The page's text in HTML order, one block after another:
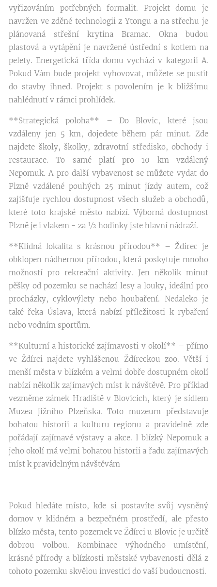
vyřizováním potřebných formalit. Projekt domu je
navržen ve zděné technologii z Ytongu a na střechu je
plánovaná střešní krytina Bramac. Okna budou
plastová a vytápění je navržené ústřední s kotlem na
pelety. Energetická třída domu vychází v kategorii A.
Pokud Vám bude projekt vyhovovat, můžete se pustit
do stavby ihned. Projekt s povolením je k bližšímu
nahlédnutí v rámci prohlídek.
**Strategická poloha** – Do Blovic, které jsou
vzdáleny jen 5 km, dojedete během pár minut. Zde
najdete školy, školky, zdravotní středisko, obchody i
restaurace. To samé platí pro 10 km vzdálený
Nepomuk. A pro další vybavenost se můžete vydat do
Plzně vzdálené pouhých 25 minut jízdy autem, což
zajišťuje rychlou dostupnost všech služeb a obchodů,
které toto krajské město nabízí. Výborná dostupnost
Plzně je i vlakem - za ½ hodinky jste hlavní nádraží.
**Klidná lokalita s krásnou přírodou** – Ždírec je
obklopen nádhernou přírodou, která poskytuje mnoho
možností pro rekreační aktivity. Jen několik minut
pěšky od pozemku se nachází lesy a louky, ideální pro
procházky, cyklovýlety nebo houbaření. Nedaleko je
také řeka Úslava, která nabízí příležitosti k rybaření
nebo vodním sportům.
**Kulturní a historické zajímavosti v okolí** – přímo
ve Ždírci najdete vyhlášenou Ždíreckou zoo. Větší i
menší města v blízkém a velmi dobře dostupném okolí
nabízí několik zajímavých míst k návštěvě. Pro příklad
vezměme zámek Hradiště v Blovicích, který je sídlem
Muzea jižního Plzeňska. Toto muzeum představuje
bohatou historii a kulturu regionu a pravidelně zde
pořádají zajímavé výstavy a akce. I blízký Nepomuk a
jeho okolí má velmi bohatou historii a řadu zajímavých
míst k pravidelným návštěvám
Pokud hledáte místo, kde si postavíte svůj vysněný
domov v klidném a bezpečném prostředí, ale přesto
blízko města, tento pozemek ve Ždírci u Blovic je určitě
dobrou volbou. Kombinace výhodného umístění,
krásné přírody a blízkosti městské vybavenosti dělá z
tohoto pozemku skvělou investici do vaší budoucnosti.